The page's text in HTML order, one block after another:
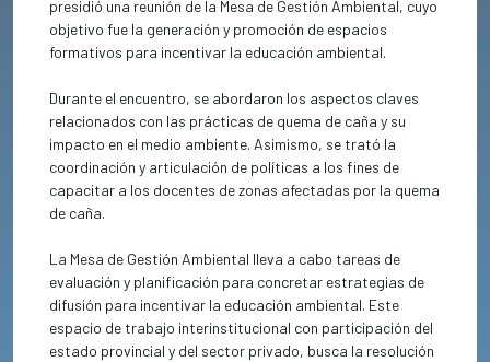
presidió una reunión de la Mesa de Gestión Ambiental, cuyo
objetivo fue la generación y promoción de espacios
formativos para incentivar la educación ambiental.
Durante el encuentro, se abordaron los aspectos claves
relacionados con las prácticas de quema de caña y su
impacto en el medio ambiente. Asimismo, se trató la
coordinación y articulación de políticas a los fines de
capacitar a los docentes de zonas afectadas por la quema
de caña.
La Mesa de Gestión Ambiental lleva a cabo tareas de
evaluación y planificación para concretar estrategias de
difusión para incentivar la educación ambiental. Este
espacio de trabajo interinstitucional con participación del
estado provincial y del sector privado, busca la resolución